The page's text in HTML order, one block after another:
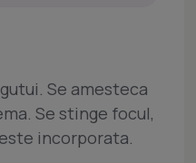
Se amesteca
Se stinge focul,
incorporata.